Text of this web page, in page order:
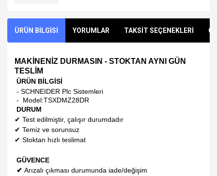
ÜRÜN BİLGİSİ YORUMLAR TAKSİT SEÇENEKLERİ
MAKİNENİZ DURMASIN - STOKTAN AYNI GÜN
TESLİM
ÜRÜN BİLGİSİ
- SCHNEIDER Plc Sistemleri
- Model:TSXDMZ28DR
DURUM
✔ Test edilmiştir, çalışır durumdadır
✔ Temiz ve sorunsuz
✔ Stoktan hızlı teslimat
GÜVENCE
✔ Arızalı çıkması durumunda iade/değişim